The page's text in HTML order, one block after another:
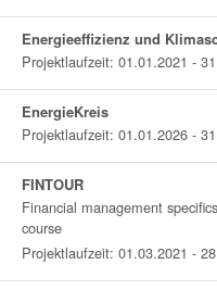
Energieeffizienz und
Projektlaufzeit: 01.01.2021 -
EnergieKreis
Projektlaufzeit: 01.01.2026 -
FINTOUR
Financial management
course
Projektlaufzeit: 01.03.2021 -